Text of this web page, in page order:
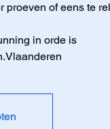
proeven of eens te
in orde is